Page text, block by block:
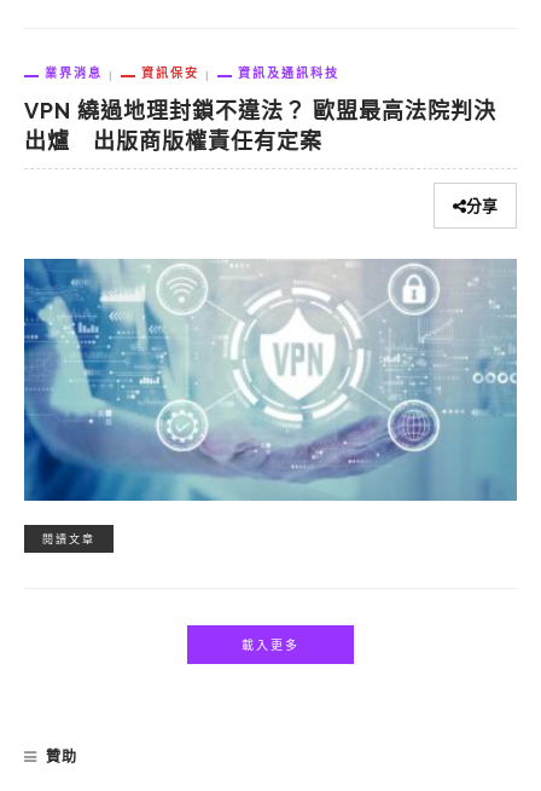
業界消息 資訊保安 資訊及通訊科技
VPN 繞過地理封鎖不違法？ 歐盟最高法院判決
出爐 出版商版權責任有定案
分享
閱讀文章
載入更多
贊助